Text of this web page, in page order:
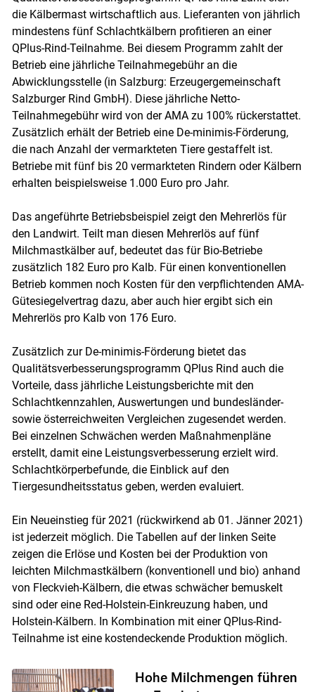
die Kälbermast wirtschaftlich aus. Lieferanten von jährlich
mindestens fünf Schlachtkälbern profitieren an einer
QPlus-Rind-Teilnahme. Bei diesem Programm zahlt der
Betrieb eine jährliche Teilnahmegebühr an die
Abwicklungsstelle (in Salzburg: Erzeugergemeinschaft
Salzburger Rind GmbH). Diese jährliche Netto-
Teilnahmegebühr wird von der AMA zu 100% rückerstattet.
Zusätzlich erhält der Betrieb eine De-minimis-Förderung,
die nach Anzahl der vermarkteten Tiere gestaffelt ist.
Betriebe mit fünf bis 20 vermarkteten Rindern oder Kälbern
erhalten beispielsweise 1.000 Euro pro Jahr.
Das angeführte Betriebsbeispiel zeigt den Mehrerlös für
den Landwirt. Teilt man diesen Mehrerlös auf fünf
Milchmastkälber auf, bedeutet das für Bio-Betriebe
zusätzlich 182 Euro pro Kalb. Für einen konventionellen
Betrieb kommen noch Kosten für den verpflichtenden AMA-
Gütesiegelvertrag dazu, aber auch hier ergibt sich ein
Mehrerlös pro Kalb von 176 Euro.
Zusätzlich zur De-minimis-Förderung bietet das
Qualitätsverbesserungsprogramm QPlus Rind auch die
Vorteile, dass jährliche Leistungsberichte mit den
Schlachtkennzahlen, Auswertungen und bundesländer-
sowie österreichweiten Vergleichen zugesendet werden.
Bei einzelnen Schwächen werden Maßnahmenpläne
erstellt, damit eine Leistungsverbesserung erzielt wird.
Schlachtkörperbefunde, die Einblick auf den
Tiergesundheitsstatus geben, werden evaluiert.
Ein Neueinstieg für 2021 (rückwirkend ab 01. Jänner 2021)
ist jederzeit möglich. Die Tabellen auf der linken Seite
zeigen die Erlöse und Kosten bei der Produktion von
leichten Milchmastkälbern (konventionell und bio) anhand
von Fleckvieh-Kälbern, die etwas schwächer bemuskelt
sind oder eine Red-Holstein-Einkreuzung haben, und
Holstein-Kälbern. In Kombination mit einer QPlus-Rind-
Teilnahme ist eine kostendeckende Produktion möglich.
Hohe Milchmengen führen